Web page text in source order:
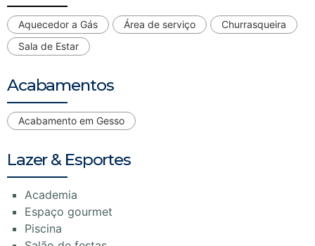
Aquecedor a Gás Área de serviço
Churrasqueira
Sala de Estar
Acabamentos
Acabamento em Gesso
Lazer & Esportes
Academia
Espaço gourmet
Piscina